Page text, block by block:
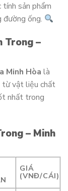
sản phẩm
đường ống.
Trong –
Minh Hòa là
từ vật liệu chất
nhất trong
– Minh
GIÁ
(VNĐ/CÁI)